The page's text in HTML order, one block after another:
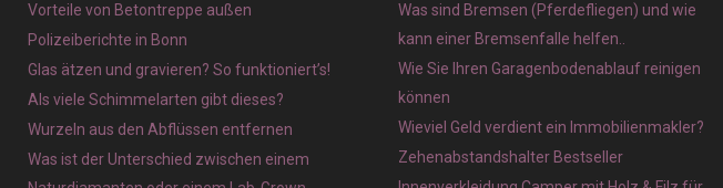
Vorteile von Betontreppe außen
Polizeiberichte in Bonn
Glas ätzen und gravieren? So funktioniert’s!
Als viele Schimmelarten gibt dieses?
Wurzeln aus den Abflüssen entfernen
Was ist der Unterschied zwischen einem
Was sind Bremsen (Pferdefliegen) und wie
kann einer Bremsenfalle helfen..
Wie Sie Ihren Garagenbodenablauf reinigen
können
Wieviel Geld verdient ein Immobilienmakler?
Zehenabstandshalter Bestseller